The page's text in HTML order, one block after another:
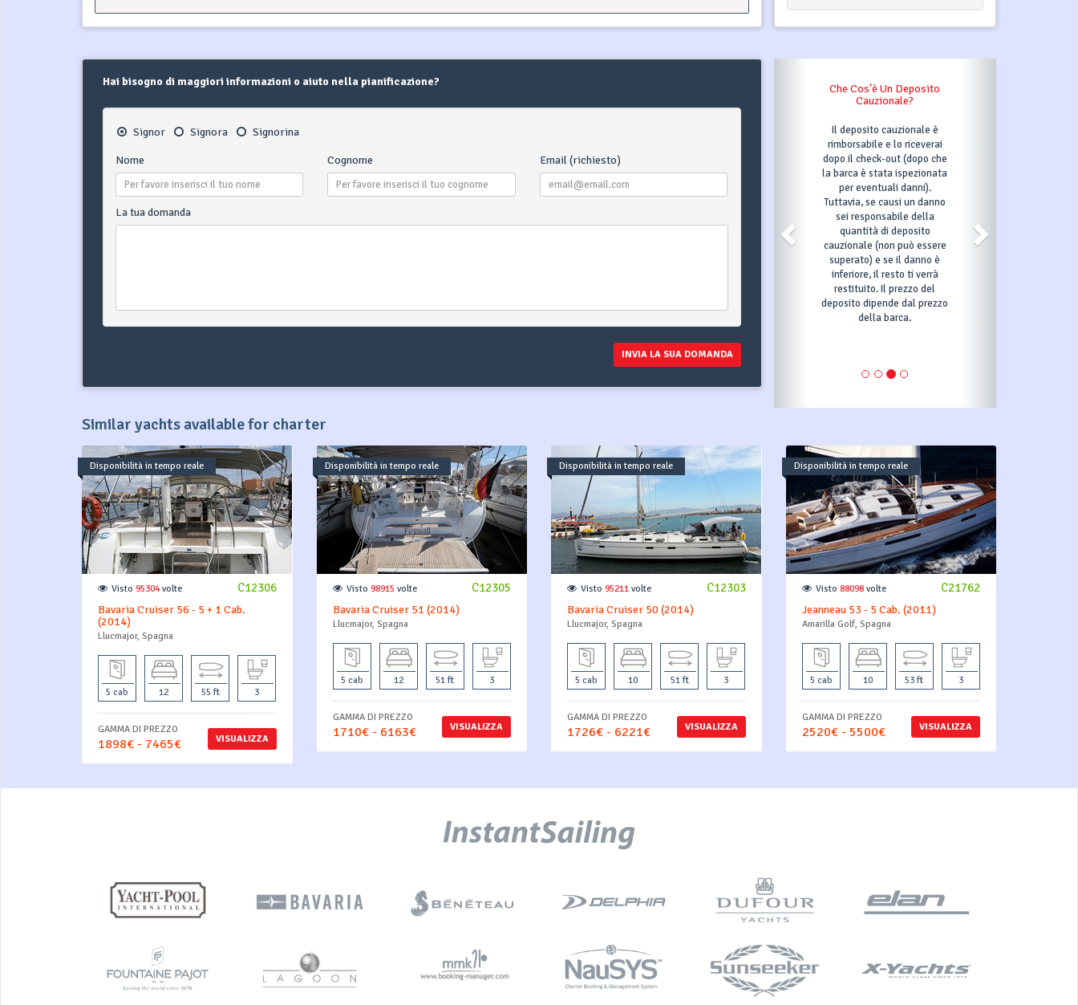
Hai bisogno di maggiori informazioni o aiuto nella pianificazione?
Signor Signora Signorina
Nome Cognome Email (richiesto)
La tua domanda
INVIA LA SUA DOMANDA
Che Cos'è Un Deposito
Cauzionale?
Il deposito cauzionale è
rimborsabile e lo riceverai
dopo il check-out (dopo che
la barca è stata ispezionata
per eventuali danni).
Tuttavia, se causi un danno
sei responsabile della
quantità di deposito
cauzionale (non può essere
superato) e se il danno è
inferiore, il resto ti verrà
restituito. Il prezzo del
deposito dipende dal prezzo
della barca.
Similar yachts available for charter
Disponibilità in tempo reale
C12306
Visto 95304volte
Bavaria Cruiser 56 - 5 + 1 Cab.
(2014)
Llucmajor, Spagna
5 cab 12 55 ft 3
VISUALIZZA
GAMMA DI PREZZO
1898€ - 7465€
Disponibilità in tempo reale
C12305
Visto 98915 volte
Bavaria Cruiser 51 (2014)
Llucmajor, Spagna
5 cab 12 51 ft 3
VISUALIZZA
GAMMA DI PREZZO
1710€ - 6163€
Disponibilità in tempo reale
C12303
Visto 95211 volte
Bavaria Cruiser 50 (2014)
Llucmajor, Spagna
5 cab 10 51 ft 3
VISUALIZZA
GAMMA DI PREZZO
1726€ - 6221€
Disponibilità in tempo reale
C21762
Visto 88098volte
Jeanneau 53 - 5 Cab. (2011)
Amarilla Golf, Spagna
5 cab 10 53 ft 3
VISUALIZZA
GAMMA DI PREZZO
2520€ - 5500€